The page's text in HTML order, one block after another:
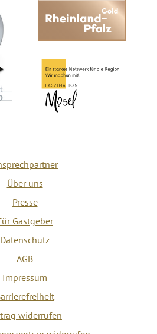
Über uns
Presse
Gastgeber
Datenschutz
AGB
Impressum
widerrufen